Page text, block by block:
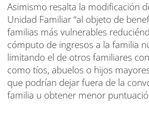
Asimismo resalta la modificación
Unidad Familiar “al objeto de
familias más vulnerables
cómputo de ingresos a la familia
limitando el de otros familiares
como tíos, abuelos o hijos
que podrían dejar fuera de la
familia u obtener menor